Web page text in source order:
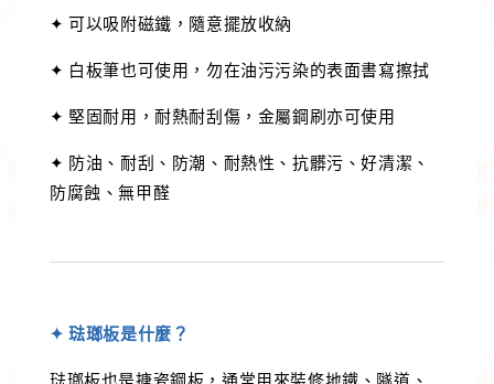
✦ 可以吸附磁鐵，隨意擺放收納
✦ 白板筆也可使用，勿在油污污染的表面書寫擦拭
✦ 堅固耐用，耐熱耐刮傷，金屬鋼刷亦可使用
✦ 防油、耐刮、防潮、耐熱性、抗髒污、好清潔、
防腐蝕、無甲醛
✦ 琺瑯板是什麼？
琺瑯板也是搪瓷鋼板，通常用來裝修地鐵、隧道、